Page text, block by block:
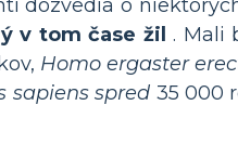
dozvedia o
v tom čase žil . Mali
Homo ergaster
sapiens spred 35 000